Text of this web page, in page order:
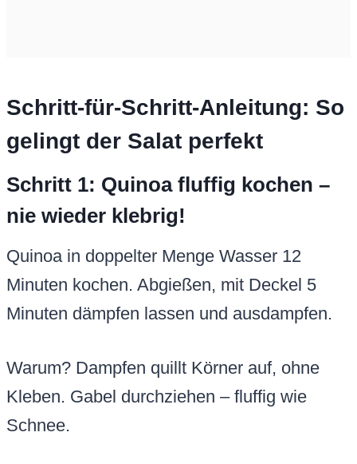
Schritt-für-Schritt-Anleitung: So
gelingt der Salat perfekt
Schritt 1: Quinoa fluffig kochen –
nie wieder klebrig!
Quinoa in doppelter Menge Wasser 12
Minuten kochen. Abgießen, mit Deckel 5
Minuten dämpfen lassen und ausdampfen.
Warum? Dampfen quillt Körner auf, ohne
Kleben. Gabel durchziehen – fluffig wie
Schnee.